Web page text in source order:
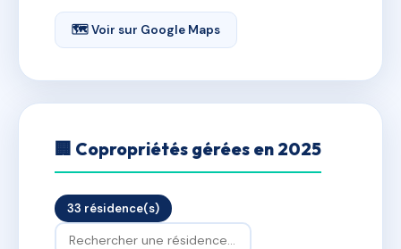
🗺 Voir sur Google Maps
🏢 Copropriétés gérées en 2025
33 résidence(s)